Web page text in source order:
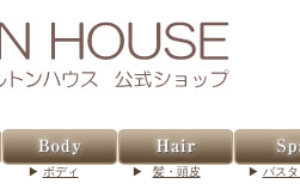
ボディ 髪・頭皮 バス